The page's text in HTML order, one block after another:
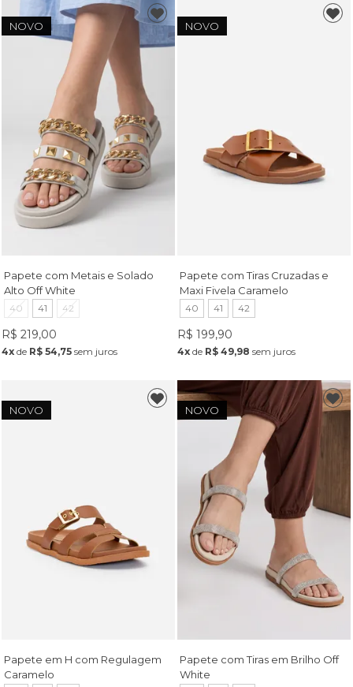
NOVO
Papete com Metais e Solado
Alto Off White
40 41 42
R$ 219,00
4xde R$ 54,75sem juros
NOVO
Papete com Tiras Cruzadas e
Maxi Fivela Caramelo
40 41 42
R$ 199,90
4x de R$ 49,98 sem juros
NOVO
Papete em H com Regulagem
Caramelo
NOVO
Papete com Tiras em Brilho Off
White